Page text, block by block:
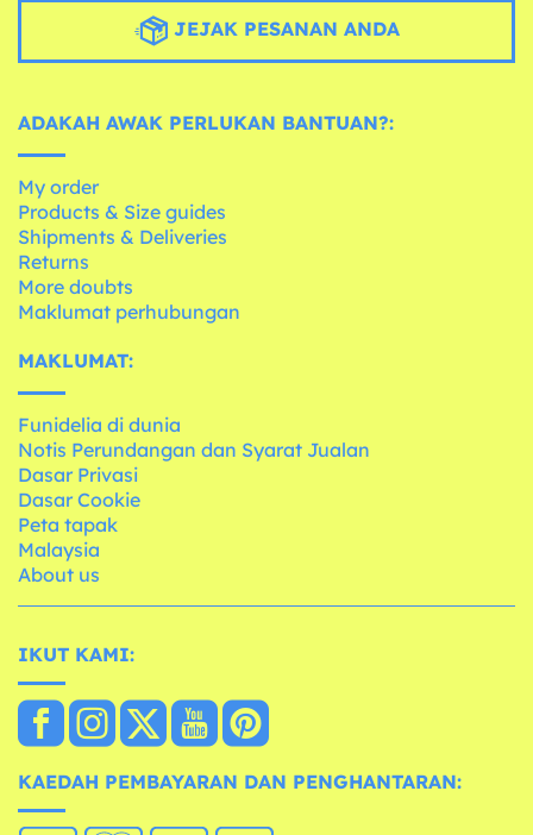
JEJAK PESANAN ANDA
ADAKAH AWAK PERLUKAN BANTUAN?:
My order
Products & Size guides
Shipments & Deliveries
Returns
More doubts
Maklumat perhubungan
MAKLUMAT:
Funidelia di dunia
Notis Perundangan dan Syarat Jualan
Dasar Privasi
Dasar Cookie
Peta tapak
Malaysia
About us
IKUT KAMI:
KAEDAH PEMBAYARAN DAN PENGHANTARAN: